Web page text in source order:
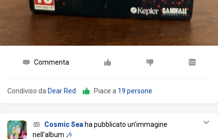
Commenta
Condiviso da Dear Red Piace a 19 persone
Cosmic Sea ha pubblicato un'immagine
nell'album 🎶